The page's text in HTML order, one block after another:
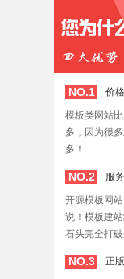
NO.1 价
模板类网站
多，因为很
多！
NO.2 服
开源模板网
说！模板建
石头完全打
NO.3 正